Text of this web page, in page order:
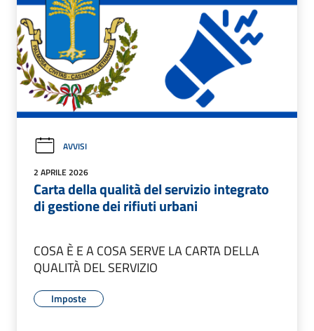
AVVISI
2 APRILE 2026
Carta della qualità del servizio integrato
di gestione dei rifiuti urbani
COSA È E A COSA SERVE LA CARTA DELLA
QUALITÀ DEL SERVIZIO
Imposte